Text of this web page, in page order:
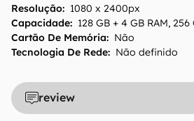
Resolução: 1080 x 2400px
Capacidade: 128 GB + 4 GB RAM, 256
Cartão De Memória: Não
Tecnologia De Rede: Não definido
review
O Canaltech mantém
encontrar e manter
informações presentes em